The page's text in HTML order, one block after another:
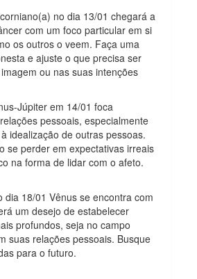
no dia 13/01 chegará a
com um foco particular em si
os outros o veem. Faça uma
e ajuste o que precisa ser
ou nas suas intenções
Júpiter em 14/01 foca
pessoais, especialmente
idealização de outras pessoas.
se perder em expectativas irreais
na forma de lidar com o afeto.
dia 18/01 Vênus se encontra com
um desejo de estabelecer
profundos, seja no campo
suas relações pessoais. Busque
para o futuro.